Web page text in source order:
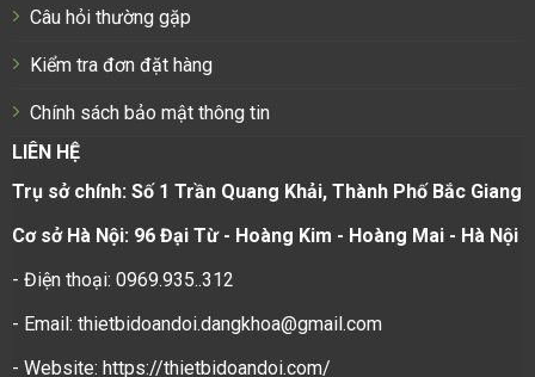
Câu hỏi thường gặp
Kiểm tra đơn đặt hàng
Chính sách bảo mật thông tin
LIÊN HỆ
Trụ sở chính: Số 1 Trần Quang Khải, Thành Phố Bắc Giang
Cơ sở Hà Nội: 96 Đại Từ - Hoàng Kim - Hoàng Mai - Hà Nội
- Điện thoại: 0969.935..312
- Email: thietbidoandoi.dangkhoa@gmail.com
- Website: https://thietbidoandoi.com/